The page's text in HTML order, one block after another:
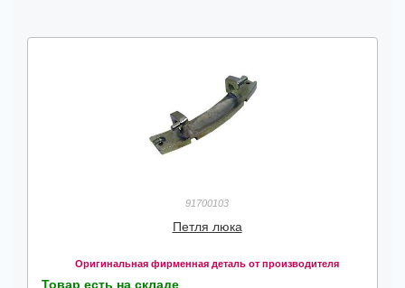
91700103
Петля люка
Оригинальная фирменная деталь от производителя
Товар есть на складе